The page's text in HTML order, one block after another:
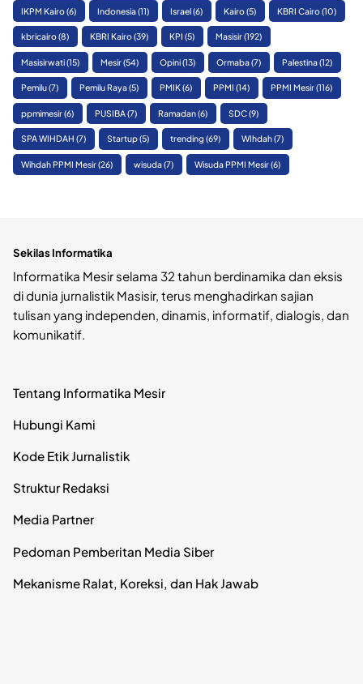
IKPM Kairo(6) Indonesia(11) Israel(6) Kairo(5) KBRI Cairo(10)
kbricairo(8) KBRI Kairo(39) KPI (5) Masisir(192)
Masisirwati(15) Mesir(54) Opini(13) Ormaba(7) Palestina(12)
Pemilu(7) Pemilu Raya(5) PMIK(6) PPMI (14) PPMI Mesir(116)
ppmimesir(6) PUSIBA(7) Ramadan(6) SDC(9)
SPA WIHDAH (7) Startup(5) trending (69) WIhdah(7)
Wihdah PPMI Mesir(26) wisuda(7) Wisuda PPMI Mesir(6)
Sekilas Informatika
Informatika Mesir selama 32 tahun berdinamika dan eksis
di dunia jurnalistik Masisir, terus menghadirkan sajian
tulisan yang independen, dinamis, informatif, dialogis, dan
komunikatif.
Tentang Informatika Mesir
Hubungi Kami
Kode Etik Jurnalistik
Struktur Redaksi
Media Partner
Pedoman Pemberitan Media Siber
Mekanisme Ralat, Koreksi, dan Hak Jawab